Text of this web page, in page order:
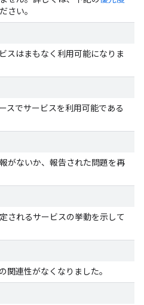
さい。
スはまもなく利用可能になりま
スでサービスを利用可能である
がないか、報告された問題を再
されるサービスの挙動を示して
関連性がなくなりました。